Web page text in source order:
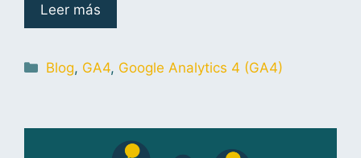
Leer más
Blog, GA4, Google Analytics 4 (GA4)